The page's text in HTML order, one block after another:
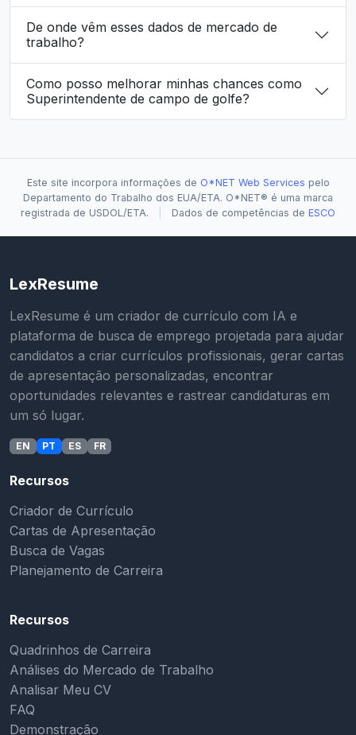
De onde vêm esses dados de mercado de
trabalho?
Como posso melhorar minhas chances como
Superintendente de campo de golfe?
Este site incorpora informações de O*NET Web Services pelo
Departamento do Trabalho dos EUA/ETA. O*NET® é uma marca
registrada de USDOL/ETA.
Dados de competências de ESCO
LexResume
LexResume é um criador de currículo com IA e
plataforma de busca de emprego projetada para ajudar
candidatos a criar currículos profissionais, gerar cartas
de apresentação personalizadas, encontrar
oportunidades relevantes e rastrear candidaturas em
um só lugar.
EN PT ES FR
Recursos
Criador de Currículo
Cartas de Apresentação
Busca de Vagas
Planejamento de Carreira
Recursos
Quadrinhos de Carreira
Análises do Mercado de Trabalho
Analisar Meu CV
FAQ
Demonstração